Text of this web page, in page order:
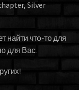
Silver
найти что-то для
для Вас.